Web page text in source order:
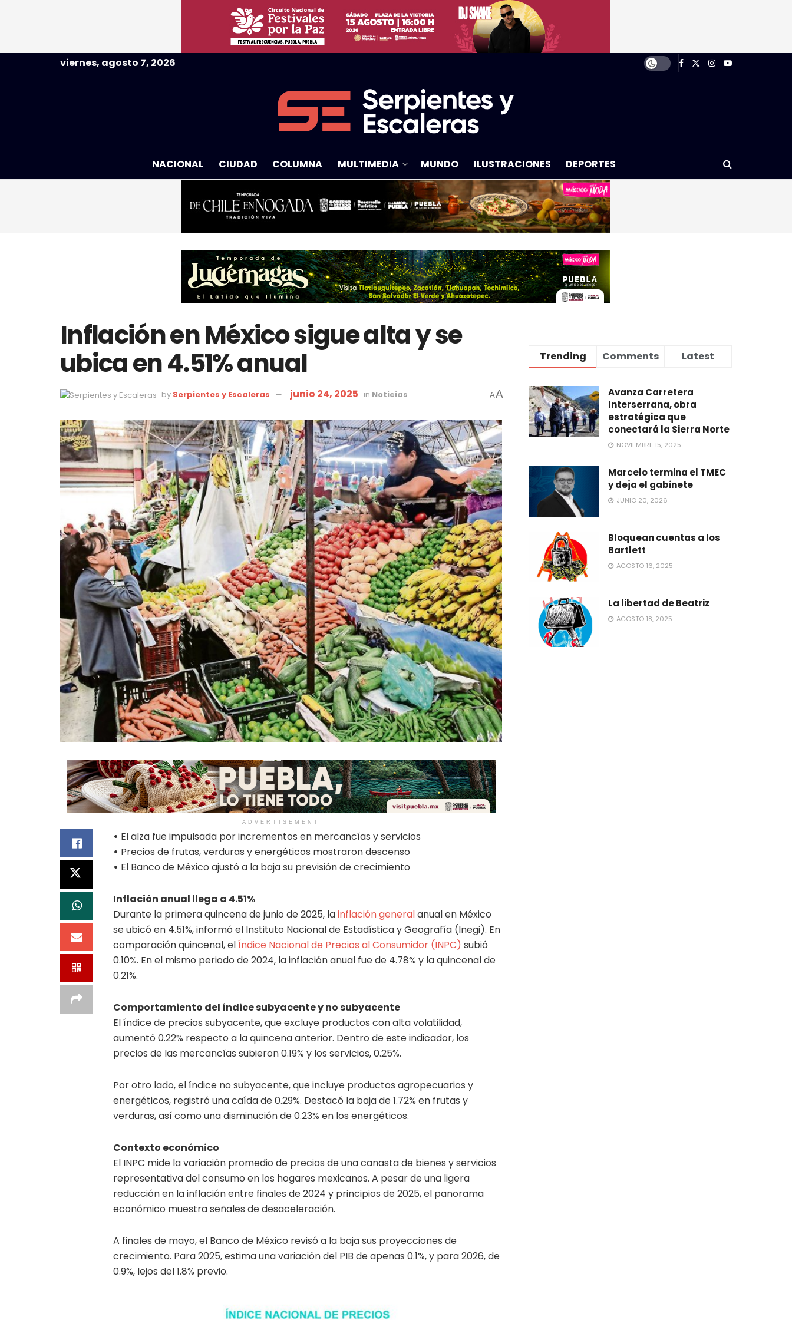
viernes, agosto 7, 2026
NACIONAL CIUDAD COLUMNA MULTIMEDIA MUNDO ILUSTRACIONES DEPORTES
Inflación en México sigue alta y se
ubica en 4.51% anual
by Serpientes y Escaleras junio 24, 2025 in Noticias AA
ADVERTISEMENT
• El alza fue impulsada por incrementos en mercancías y servicios
• Precios de frutas, verduras y energéticos mostraron descenso
• El Banco de México ajustó a la baja su previsión de crecimiento
Inflación anual llega a 4.51%
Durante la primera quincena de junio de 2025, lainflación generalanual en México
se ubicó en 4.51%, informó el Instituto Nacional de Estadística y Geografía (Inegi). En
comparación quincenal, elÍndice Nacional de Precios al Consumidor (INPC) subió
0.10%. En el mismo periodo de 2024, la inflación anual fue de 4.78% y la quincenal de
0.21%.
Comportamiento del índice subyacente y no subyacente
El índice de precios subyacente, que excluye productos con alta volatilidad,
aumentó 0.22% respecto a la quincena anterior. Dentro de este indicador, los
precios de las mercancías subieron 0.19% y los servicios, 0.25%.
Por otro lado, el índice no subyacente, que incluye productos agropecuarios y
energéticos, registró una caída de 0.29%. Destacó la baja de 1.72% en frutas y
verduras, así como una disminución de 0.23% en los energéticos.
Contexto económico
El INPC mide la variación promedio de precios de una canasta de bienes y servicios
representativa del consumo en los hogares mexicanos. A pesar de una ligera
reducción en la inflación entre finales de 2024 y principios de 2025, el panorama
económico muestra señales de desaceleración.
A finales de mayo, el Banco de México revisó a la baja sus proyecciones de
crecimiento. Para 2025, estima una variación del PIB de apenas 0.1%, y para 2026, de
0.9%, lejos del 1.8% previo.
Trending Comments Latest
Avanza Carretera
Interserrana, obra
estratégica que
conectará la Sierra Norte
NOVIEMBRE 15, 2025
Marcelo termina el TMEC
y deja el gabinete
JUNIO 20, 2026
Bloquean cuentas a los
Bartlett
AGOSTO 16, 2025
La libertad de Beatriz
AGOSTO 18, 2025